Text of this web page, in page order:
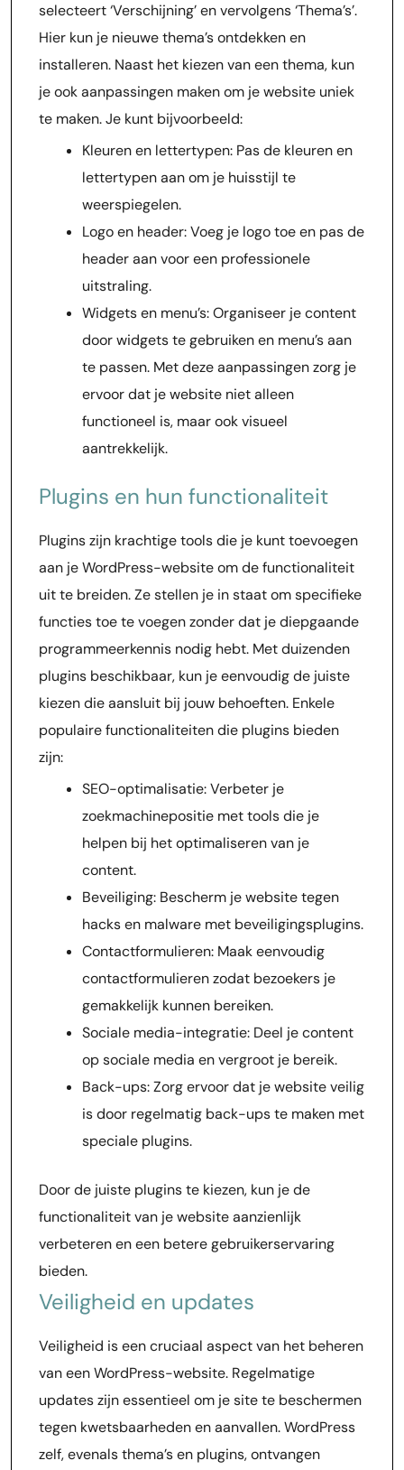
selecteert ‘Verschijning’ en vervolgens ‘Thema’s’.
Hier kun je nieuwe thema’s ontdekken en
installeren. Naast het kiezen van een thema, kun
je ook aanpassingen maken om je website uniek
te maken. Je kunt bijvoorbeeld:
Kleuren en lettertypen: Pas de kleuren en
lettertypen aan om je huisstijl te
weerspiegelen.
Logo en header: Voeg je logo toe en pas de
header aan voor een professionele
uitstraling.
Widgets en menu’s: Organiseer je content
door widgets te gebruiken en menu’s aan
te passen. Met deze aanpassingen zorg je
ervoor dat je website niet alleen
functioneel is, maar ook visueel
aantrekkelijk.
Plugins en hun functionaliteit
Plugins zijn krachtige tools die je kunt toevoegen
aan je WordPress-website om de functionaliteit
uit te breiden. Ze stellen je in staat om specifieke
functies toe te voegen zonder dat je diepgaande
programmeerkennis nodig hebt. Met duizenden
plugins beschikbaar, kun je eenvoudig de juiste
kiezen die aansluit bij jouw behoeften. Enkele
populaire functionaliteiten die plugins bieden
zijn:
SEO-optimalisatie: Verbeter je
zoekmachinepositie met tools die je
helpen bij het optimaliseren van je
content.
Beveiliging: Bescherm je website tegen
hacks en malware met beveiligingsplugins.
Contactformulieren: Maak eenvoudig
contactformulieren zodat bezoekers je
gemakkelijk kunnen bereiken.
Sociale media-integratie: Deel je content
op sociale media en vergroot je bereik.
Back-ups: Zorg ervoor dat je website veilig
is door regelmatig back-ups te maken met
speciale plugins.
Door de juiste plugins te kiezen, kun je de
functionaliteit van je website aanzienlijk
verbeteren en een betere gebruikerservaring
bieden.
Veiligheid en updates
Veiligheid is een cruciaal aspect van het beheren
van een WordPress-website. Regelmatige
updates zijn essentieel om je site te beschermen
tegen kwetsbaarheden en aanvallen. WordPress
zelf, evenals thema’s en plugins, ontvangen